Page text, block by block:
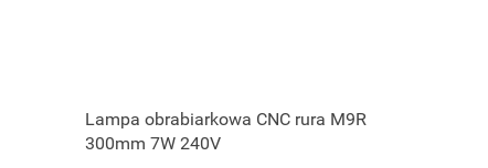
Lampa obrabiarkowa CNC rura M9R
300mm 7W 240V